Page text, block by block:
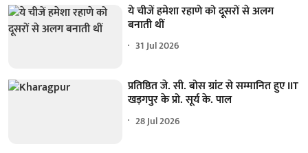
ये चीजें हमेशा रहाणे को दूसरों से अलग
बनाती थीं
31 Jul 2026
प्रतिष्ठित जे. सी. बोस ग्रांट से सम्मानित हुए IIT
खड़गपुर के प्रो. सूर्य के. पाल
28 Jul 2026